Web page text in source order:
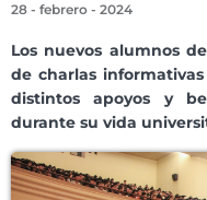
28 - febrero - 2024
Los nuevos alumnos
de charlas
distintos apoyos y
durante su vida